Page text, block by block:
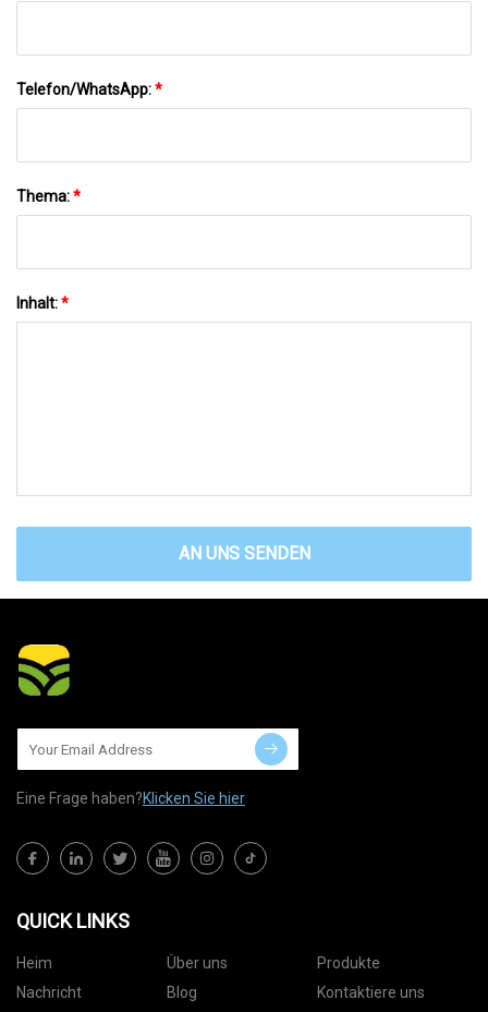
Telefon/WhatsApp:*
Thema:*
Inhalt:*
AN UNS SENDEN
Eine Frage haben?Klicken Sie hier
QUICK LINKS
Heim Über uns
Produkte
Nachricht
Blog Kontaktiere uns